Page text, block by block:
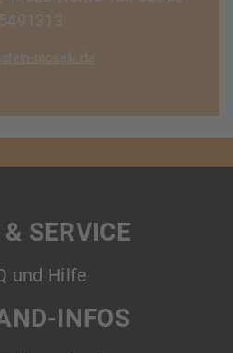
5491313
mosaik.de
SERVICE
und Hilfe
INFOS